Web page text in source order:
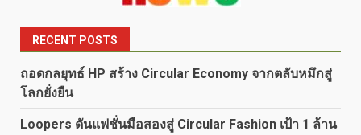
RECENT POSTS
ถอดกลยุทธ์ HP สร้าง Circular Economy จากตลับหมึกสู่
โลกยั่งยืน
Loopers ดันแฟชั่นมือสองสู่ Circular Fashion เป้า 1 ล้าน